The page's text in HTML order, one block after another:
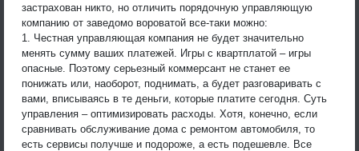
застрахован никто, но отличить порядочную управляющую
компанию от заведомо вороватой все-таки можно:
1. Честная управляющая компания не будет значительно
менять сумму ваших платежей. Игры с квартплатой – игры
опасные. Поэтому серьезный коммерсант не станет ее
понижать или, наоборот, поднимать, а будет разговаривать с
вами, вписываясь в те деньги, которые платите сегодня. Суть
управления – оптимизировать расходы. Хотя, конечно, если
сравнивать обслуживание дома с ремонтом автомобиля, то
есть сервисы получше и подороже, а есть подешевле. Все